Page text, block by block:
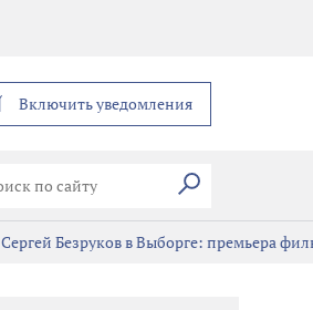
Включить уведомления
Искать
Сергей Безруков в Выборге: премьера